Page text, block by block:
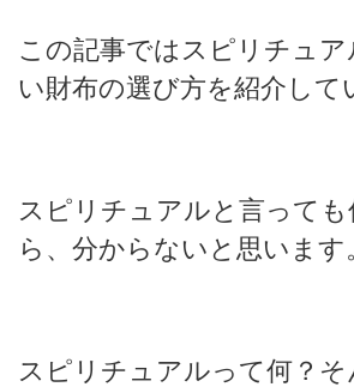
この記事ではスピリチュア
い財布の選び方を紹介して
スピリチュアルと言って
ら、分からないと思います
スピリチュアルって何？そ